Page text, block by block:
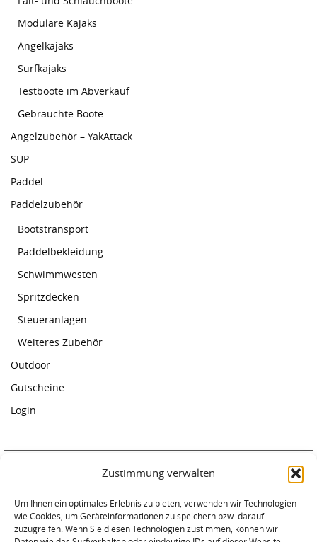
Zustimmung verwalten
Um Ihnen ein optimales Erlebnis zu bieten, verwenden wir Technologien
wie Cookies, um Geräteinformationen zu speichern bzw. darauf
zuzugreifen. Wenn Sie diesen Technologien zustimmen, können wir
Modulare Kajaks
Angelkajaks
Surfkajaks
Testboote im Abverkauf
Gebrauchte Boote
Angelzubehör – YakAttack
SUP
Paddel
Paddelzubehör
Bootstransport
Paddelbekleidung
Schwimmwesten
Spritzdecken
Steueranlagen
Weiteres Zubehör
Outdoor
Gutscheine
Login
Am Warnowufer 59
18057 Rostock